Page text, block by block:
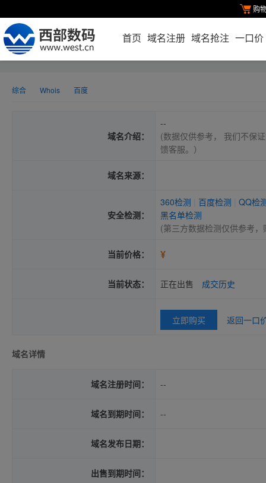
购
首页 域名注册 域名抢注 一口价
综合 Whois 百度
域名介绍：
--
(数据仅供参考， 我们不保
馈客服。）
域名来源：
安全检测：
360检测 百度检测
QQ检
黑名单检测
(第三方数据检测仅供参考
当前价格： ¥
当前状态： 正在出售 成交历史
立即购买 返回一口
域名详情
域名注册时间： --
域名到期时间： --
域名发布日期：
出售到期时间：